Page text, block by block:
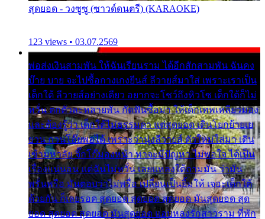
สุดยอด - วงซูซู (ซาวด์ดนตรี) (KARAOKE)
123 views • 03.07.2569
พ่อส่งเงินสามพัน ให้ฉันเรียนราม ได้อีกสักสามพัน ฉันคง
บ๊าย บาย จะไปซื้อกางเกงยีนส์ ลีวายส์มาใส่ เพราะเราเป็น
เด็กใต้ ลีวายส์อย่างเดียว อยากจะโชว์ถึงหิวโซ เด็กใต้ก็ไม่
หวั่น ตกตัวละหลายพัน กัดฟันซื้อมา ให้เด็กเทพเหลียวมอง
และต้องรู้ว่า เด็กใต้ไม่ธรรมดา แต่สุดยอด เดินโยกย้ายเย
ยวน กวนโอ๊ยพอได้ เพราะว่านุ่งลีวายส์ ตัวใหม่ใส่มา เดิน
เข้ามหาลัย จิ๊กโก๊มองหน้า ท่าจะมีปัญหา ไม่พอใจ ได้เป็น
เรื่องแน่นอน แต่ฉันไม่หวั่น เลยแหลงใต้ถามมัน ว่ามัน
พรั่นพรือ มันตอบว่าไม่พรื่อ เปลี่ยนเป็นยิ้มให้ เจอะเด็กใต้
ด้วยกัน ก็เลยรอด สุดยอด สุดยอด สุดยอด มันสุดยอด สุด
ยอด สุดยอด สุดยอด มันสุดยอด แอบหลงรักสาวราม ที่พัก